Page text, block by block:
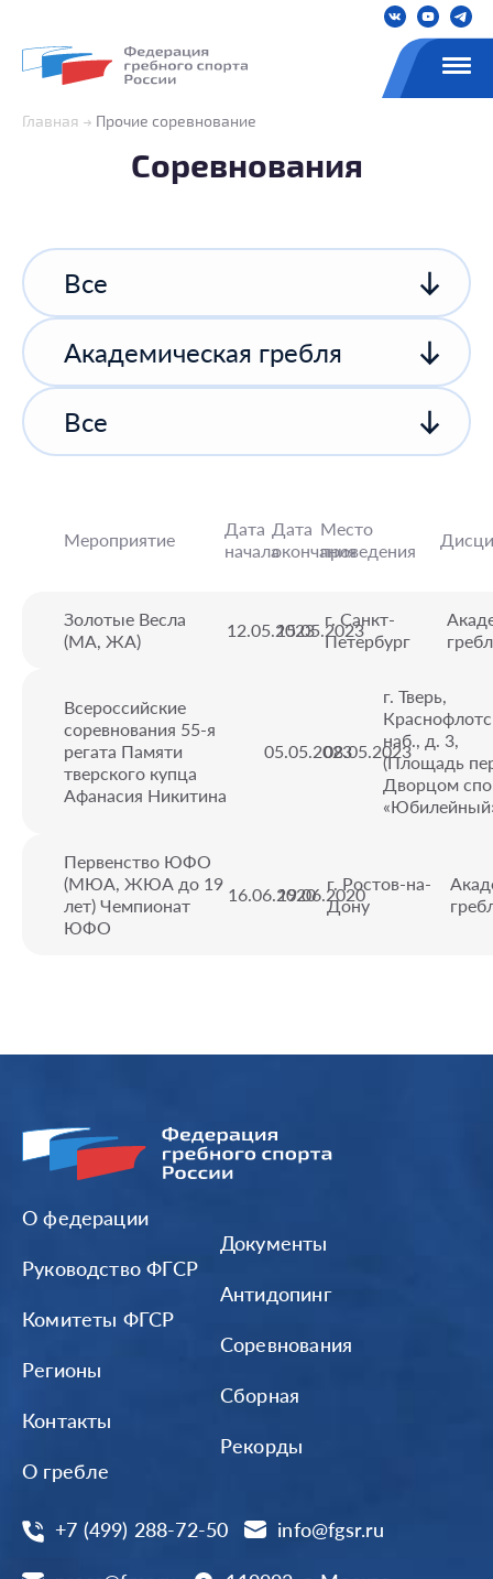
Главная Прочие соревнование
Соревнования
Все
Академическая гребля
Все
Мероприятие
Дата
начала
Дата
окончания
Место
проведения
Золотые Весла
(МА, ЖА)
12.05.202315.05.2023
г. Санкт-
Петербург
Всероссийские
соревнования 55-я
регата Памяти
тверского купца
Афанасия Никитина
05.05.202308.05.2023
г. Тверь,
наб., д. 3,
(Площадь
Дворцом
Первенство ЮФО
(МЮА, ЖЮА до 19
лет) Чемпионат
ЮФО
16.06.202019.06.2020
г. Ростов-на-
Дону
О федерации
Руководство ФГСР
Комитеты ФГСР
Регионы
Контакты
О гребле
Документы
Антидопинг
Соревнования
Сборная
Рекорды
+7 (499) 288-72-50 info@fgsr.ru